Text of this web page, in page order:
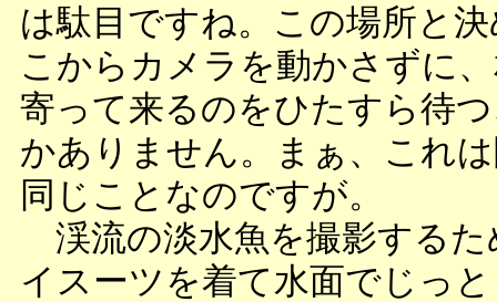
は駄目ですね。この場所と
こからカメラを動かさずに
寄って来るのをひたすら待
かありません。まぁ、これ
同じことなのですが。
渓流の淡水魚を撮影するた
イスーツを着て水面でじっ